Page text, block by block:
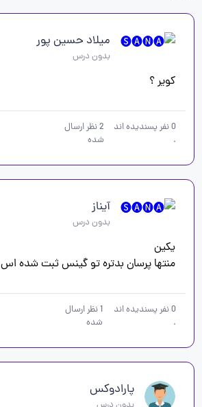
میلاد حسین پور
بدون درس
کویر ؟
0نفر پسندیده اند
.
2نظر ارسال
شده
آیناز
بدون درس
منتها پرسان بدتره تو گینس ثبت شده اس
0نفر پسندیده اند
.
1نظر ارسال
شده
پارادوکس